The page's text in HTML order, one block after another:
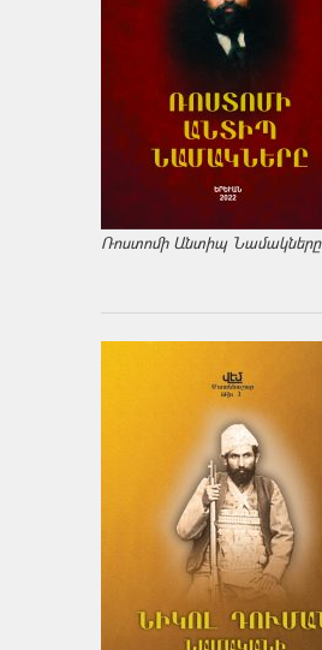
Ռոստոմի Անտիպ Նամակները